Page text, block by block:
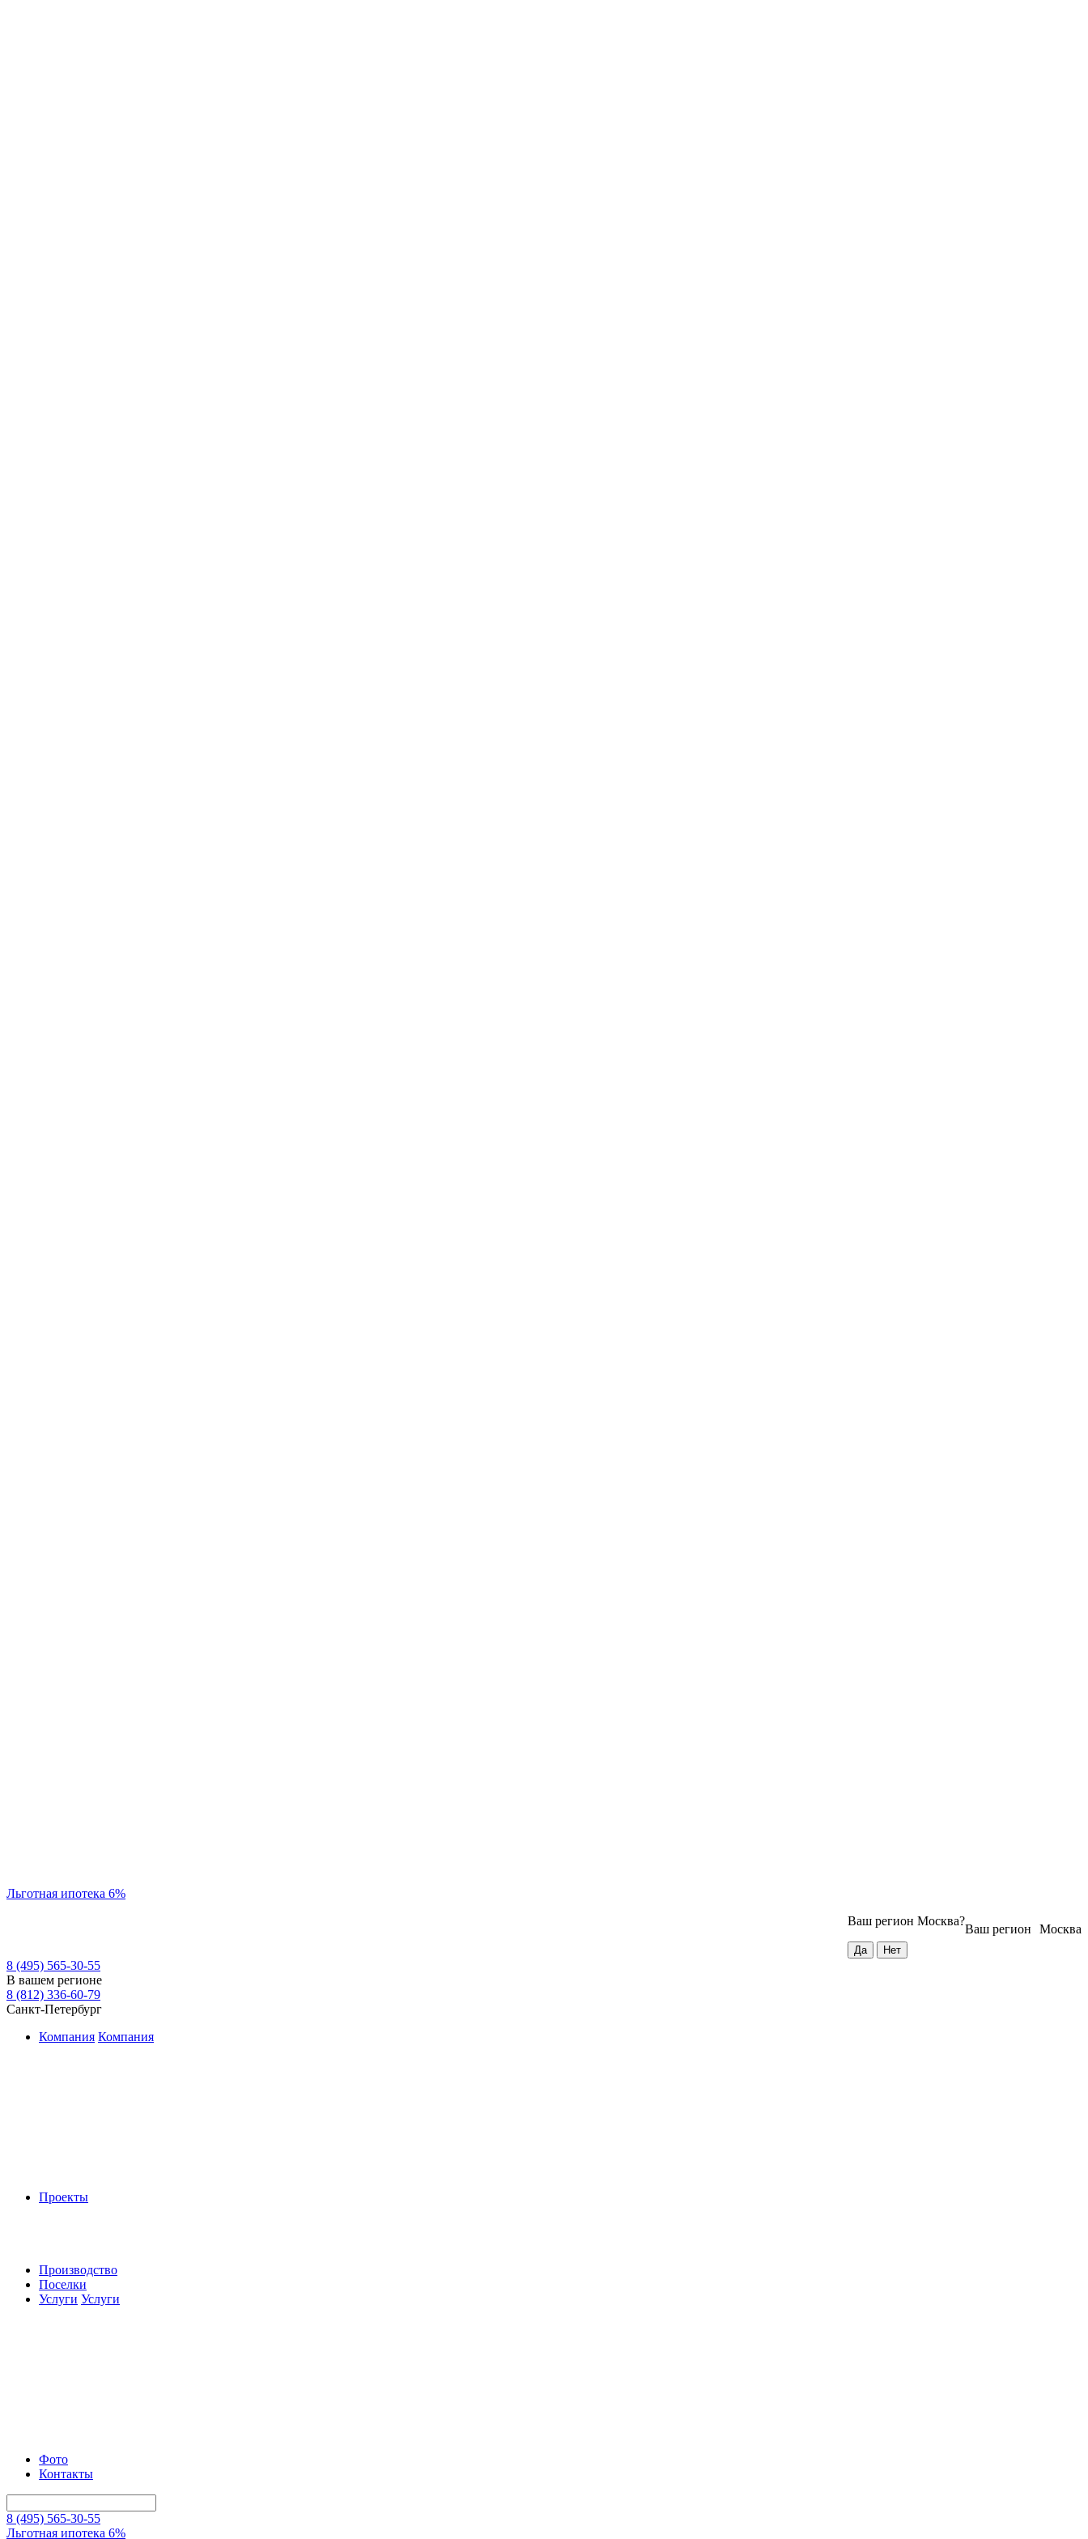
Льготная ипотека 6%
Москва
Ваш регион
Ваш регион Москва?
8 (495) 565-30-55
В вашем регионе
8 (812) 336-60-79
Санкт-Петербург
Компания Компания
Проекты
Производство
Поселки
Услуги Услуги
Фото
Контакты
8 (495) 565-30-55
Льготная ипотека 6%